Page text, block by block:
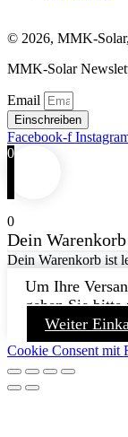
© 2026, MMK-
MMK-Solar
Email
Einschreiben
Facebook-f
0
0
Dein Warenkorb
Dein Warenkorb ist
Um Ihre
gehen Sie bitte
Weiter
Cookie Consent mit